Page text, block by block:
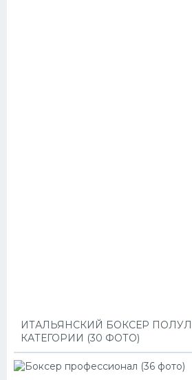
ИТАЛЬЯНСКИЙ БОКСЕР
КАТЕГОРИИ (30 ФОТО)